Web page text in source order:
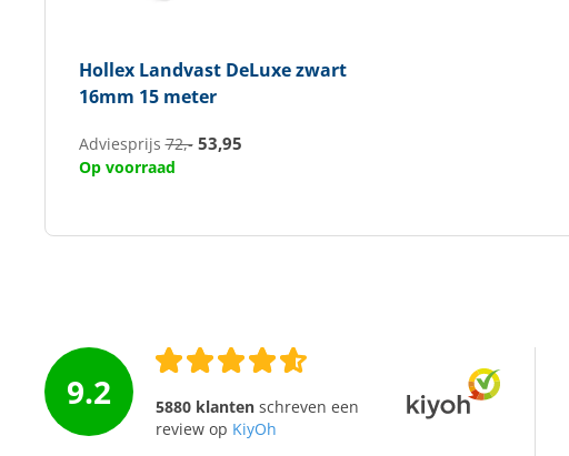
HollexLandvast DeLuxe zwart
16mm 15 meter
Adviesprijs72,- 53,95
Op voorraad
9.2 5880 klantenschreven een
review op KiyOh